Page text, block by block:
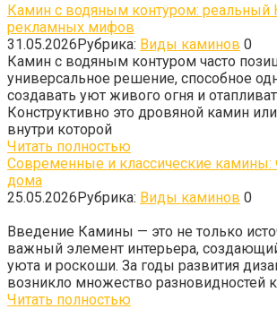
Камин с водяным контуром: реальный
рекламных мифов
31.05.2026Рубрика: Виды каминов 0
Камин с водяным контуром часто
универсальное решение, способное
создавать уют живого огня и
Конструктивно это дровяной камин
внутри которой
Читать полностью
Современные и классические камины:
дома
25.05.2026Рубрика: Виды каминов 0
Введение Камины — это не только
важный элемент интерьера,
уюта и роскоши. За годы развития
возникло множество разновидностей
Читать полностью